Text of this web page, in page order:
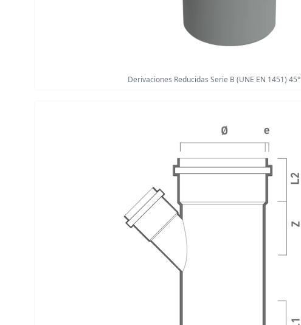
Derivaciones Reducidas Serie B (UNE EN 1451) 45°